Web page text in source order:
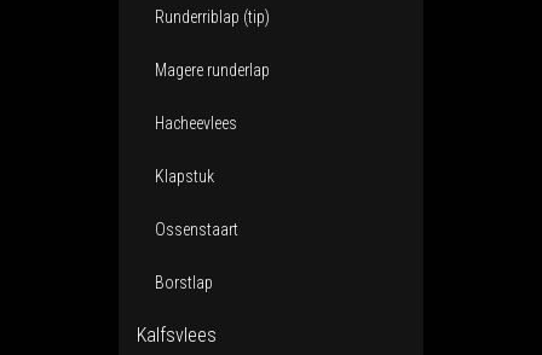
Runderriblap (tip)
Magere runderlap
Hacheevlees
Klapstuk
Ossenstaart
Borstlap
Kalfsvlees